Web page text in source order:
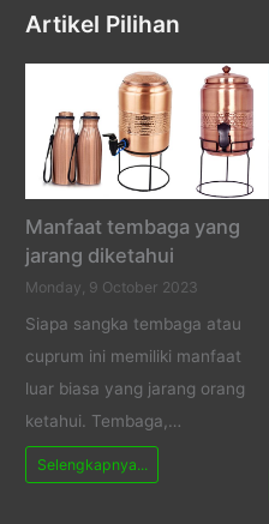
Artikel Pilihan
Manfaat tembaga yang
jarang diketahui
Monday, 9 October 2023
Siapa sangka tembaga atau
cuprum ini memiliki manfaat
luar biasa yang jarang orang
ketahui. Tembaga,…
Selengkapnya...